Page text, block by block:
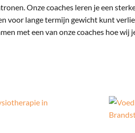
Onze coaches leren je een
voor lange termijn gewicht kunt
met een van onze coaches hoe wij